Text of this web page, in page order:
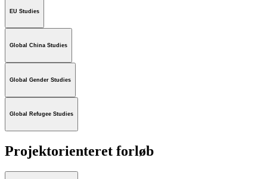
EU Studies
Global China Studies
Global Gender Studies
Global Refugee Studies
Projektorienteret forløb